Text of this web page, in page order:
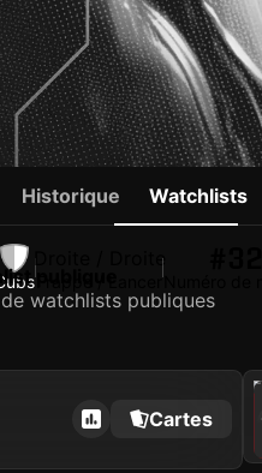
Droite / Droite
Historique Watchlists
publique
watchlists publiques
Cartes
2025